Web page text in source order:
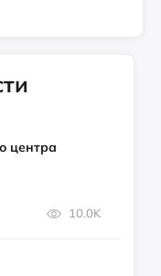
центра
10.0K